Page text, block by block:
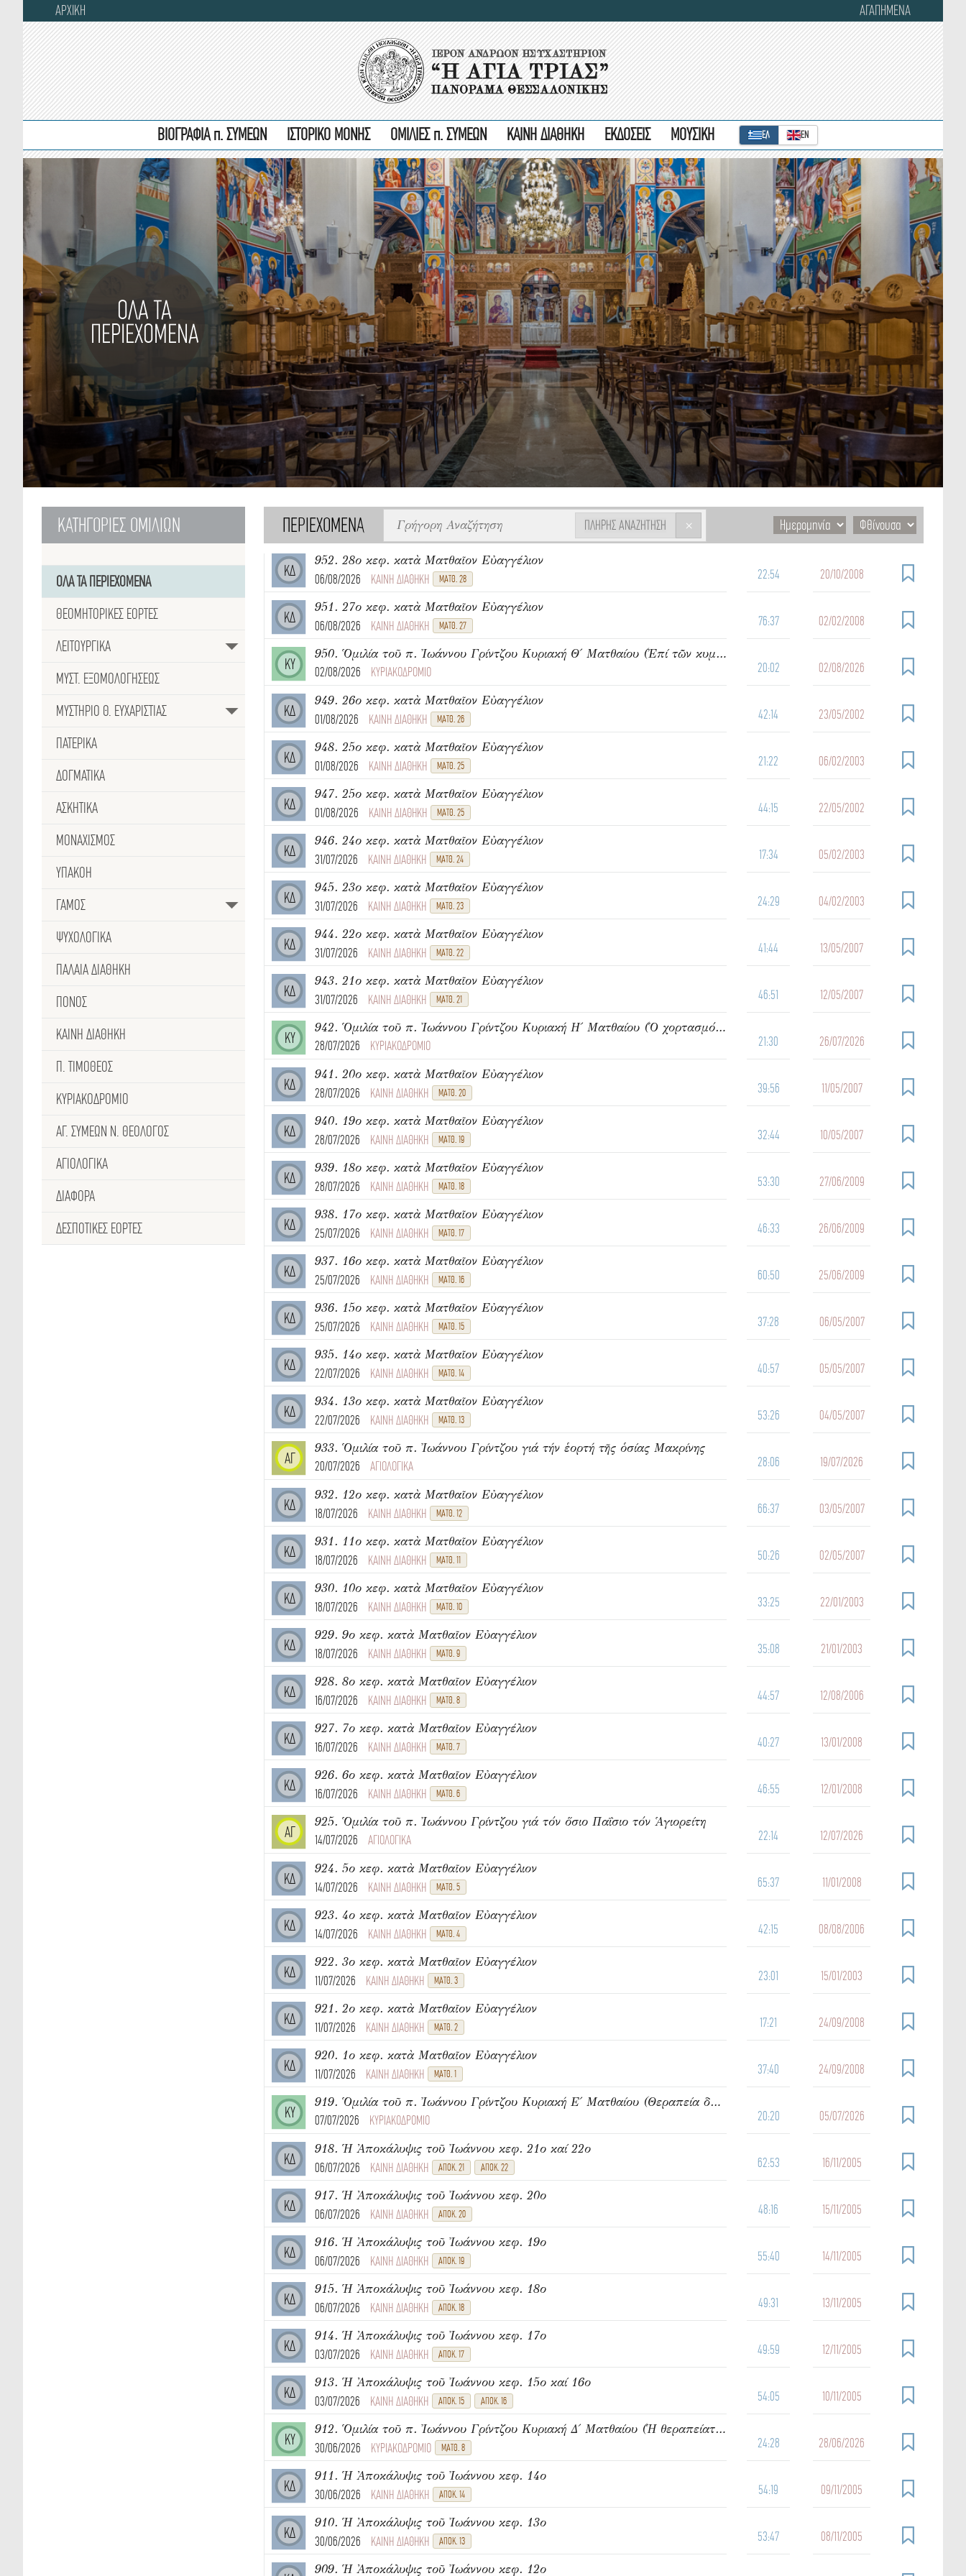
ΑΡΧΙΚΗ ΑΓΑΠΗΜΕΝΑ
ΒΙΟΓΡΑΦΙΑ π. ΣΥΜΕΩΝ ΙΣΤΟΡΙΚΟ ΜΟΝΗΣ ΟΜΙΛΙΕΣ π. ΣΥΜΕΩΝ ΚΑΙΝΗ ΔΙΑΘΗΚΗ ΕΚΔΟΣΕΙΣ ΜΟΥΣΙΚΗ ΕΛ ΕΝ
ΟΛΑ ΤΑ
ΠΕΡΙΕΧΟΜΕΝΑ
ΚΑΤΗΓΟΡΙΕΣ ΟΜΙΛΙΩΝ
ΟΛΑ ΤΑ ΠΕΡΙΕΧΟΜΕΝΑ
ΘΕΟΜΗΤΟΡΙΚΕΣ ΕΟΡΤΕΣ
ΛΕΙΤΟΥΡΓΙΚΑ
ΜΥΣΤ. ΕΞΟΜΟΛΟΓΗΣΕΩΣ
ΜΥΣΤΗΡΙΟ Θ. ΕΥΧΑΡΙΣΤΙΑΣ
ΠΑΤΕΡΙΚΑ
ΔΟΓΜΑΤΙΚΑ
ΑΣΚΗΤΙΚΑ
ΜΟΝΑΧΙΣΜΟΣ
ΥΠΑΚΟΗ
ΓΑΜΟΣ
ΨΥΧΟΛΟΓΙΚΑ
ΠΑΛΑΙΑ ΔΙΑΘΗΚΗ
ΠΟΝΟΣ
ΚΑΙΝΗ ΔΙΑΘΗΚΗ
Π. ΤΙΜΟΘΕΟΣ
ΚΥΡΙΑΚΟΔΡΟΜΙΟ
ΑΓ. ΣΥΜΕΩΝ Ν. ΘΕΟΛΟΓΟΣ
ΑΓΙΟΛΟΓΙΚΑ
ΔΙΑΦΟΡΑ
ΔΕΣΠΟΤΙΚΈΣ ΕΟΡΤΕΣ
ΠΕΡΙΕΧΟΜΕΝΑ ΠΛΉΡΗΣ ΑΝΑΖΉΤΗΣΗ ×
ΚΔ
952. 28ο κεφ. κατὰ Ματθαῖον Εὐαγγέλιον
06/08/2026
ΚΑΙΝΗ ΔΙΑΘΗΚΗ ΜΑΤΘ. 28 22:54 20/10/2008
ΚΔ
951. 27ο κεφ. κατὰ Ματθαῖον Εὐαγγέλιον
06/08/2026
ΚΑΙΝΗ ΔΙΑΘΗΚΗ ΜΑΤΘ. 27 76:37 02/02/2008
ΚΥ
950. Ὁμιλία τοῦ π. Ἰωάννου Γρίντζου Κυριακή Θ΄ Ματθαίου (Ἐπί τῶν κυμάτων)
02/08/2026
ΚΥΡΙΑΚΟΔΡΟΜΙΟ 20:02 02/08/2026
ΚΔ
949. 26ο κεφ. κατὰ Ματθαῖον Εὐαγγέλιον
01/08/2026
ΚΑΙΝΗ ΔΙΑΘΗΚΗ ΜΑΤΘ. 26 42:14 23/05/2002
ΚΔ
948. 25ο κεφ. κατὰ Ματθαῖον Εὐαγγέλιον
01/08/2026
ΚΑΙΝΗ ΔΙΑΘΗΚΗ ΜΑΤΘ. 25 21:22 06/02/2003
ΚΔ
947. 25ο κεφ. κατὰ Ματθαῖον Εὐαγγέλιον
01/08/2026
ΚΑΙΝΗ ΔΙΑΘΗΚΗ ΜΑΤΘ. 25 44:15 22/05/2002
ΚΔ
946. 24ο κεφ. κατὰ Ματθαῖον Εὐαγγέλιον
31/07/2026
ΚΑΙΝΗ ΔΙΑΘΗΚΗ ΜΑΤΘ. 24 17:34 05/02/2003
ΚΔ
945. 23ο κεφ. κατὰ Ματθαῖον Εὐαγγέλιον
31/07/2026
ΚΑΙΝΗ ΔΙΑΘΗΚΗ ΜΑΤΘ. 23 24:29 04/02/2003
ΚΔ
944. 22ο κεφ. κατὰ Ματθαῖον Εὐαγγέλιον
31/07/2026
ΚΑΙΝΗ ΔΙΑΘΗΚΗ ΜΑΤΘ. 22 41:44 13/05/2007
ΚΔ
943. 21ο κεφ. κατὰ Ματθαῖον Εὐαγγέλιον
31/07/2026
ΚΑΙΝΗ ΔΙΑΘΗΚΗ ΜΑΤΘ. 21 46:51 12/05/2007
ΚΥ
942. Ὁμιλία τοῦ π. Ἰωάννου Γρίντζου Κυριακή Η΄ Ματθαίου (Ὁ χορτασμός τῶν πεντακισχιλίων)
28/07/2026
ΚΥΡΙΑΚΟΔΡΟΜΙΟ 21:30 26/07/2026
ΚΔ
941. 20ο κεφ. κατὰ Ματθαῖον Εὐαγγέλιον
28/07/2026
ΚΑΙΝΗ ΔΙΑΘΗΚΗ ΜΑΤΘ. 20 39:56 11/05/2007
ΚΔ
940. 19ο κεφ. κατὰ Ματθαῖον Εὐαγγέλιον
28/07/2026
ΚΑΙΝΗ ΔΙΑΘΗΚΗ ΜΑΤΘ. 19 32:44 10/05/2007
ΚΔ
939. 18ο κεφ. κατὰ Ματθαῖον Εὐαγγέλιον
28/07/2026
ΚΑΙΝΗ ΔΙΑΘΗΚΗ ΜΑΤΘ. 18 53:30 27/06/2009
ΚΔ
938. 17ο κεφ. κατὰ Ματθαῖον Εὐαγγέλιον
25/07/2026
ΚΑΙΝΗ ΔΙΑΘΗΚΗ ΜΑΤΘ. 17 46:33 26/06/2009
ΚΔ
937. 16ο κεφ. κατὰ Ματθαῖον Εὐαγγέλιον
25/07/2026
ΚΑΙΝΗ ΔΙΑΘΗΚΗ ΜΑΤΘ. 16 60:50 25/06/2009
ΚΔ
936. 15ο κεφ. κατὰ Ματθαῖον Εὐαγγέλιον
25/07/2026
ΚΑΙΝΗ ΔΙΑΘΗΚΗ ΜΑΤΘ. 15 37:28 06/05/2007
ΚΔ
935. 14ο κεφ. κατὰ Ματθαῖον Εὐαγγέλιον
22/07/2026
ΚΑΙΝΗ ΔΙΑΘΗΚΗ ΜΑΤΘ. 14 40:57 05/05/2007
ΚΔ
934. 13ο κεφ. κατὰ Ματθαῖον Εὐαγγέλιον
22/07/2026
ΚΑΙΝΗ ΔΙΑΘΗΚΗ ΜΑΤΘ. 13 53:26 04/05/2007
ΑΓ
933. Ὁμιλία τοῦ π. Ἰωάννου Γρίντζου γιά τήν ἑορτή τῆς ὁσίας Μακρίνης
20/07/2026
ΑΓΙΟΛΟΓΙΚΑ 28:06 19/07/2026
ΚΔ
932. 12ο κεφ. κατὰ Ματθαῖον Εὐαγγέλιον
18/07/2026
ΚΑΙΝΗ ΔΙΑΘΗΚΗ ΜΑΤΘ. 12 66:37 03/05/2007
ΚΔ
931. 11ο κεφ. κατὰ Ματθαῖον Εὐαγγέλιον
18/07/2026
ΚΑΙΝΗ ΔΙΑΘΗΚΗ ΜΑΤΘ. 11 50:26 02/05/2007
ΚΔ
930. 10ο κεφ. κατὰ Ματθαῖον Εὐαγγέλιον
18/07/2026
ΚΑΙΝΗ ΔΙΑΘΗΚΗ ΜΑΤΘ. 10 33:25 22/01/2003
ΚΔ
929. 9ο κεφ. κατὰ Ματθαῖον Εὐαγγέλιον
18/07/2026
ΚΑΙΝΗ ΔΙΑΘΗΚΗ ΜΑΤΘ. 9 35:08 21/01/2003
ΚΔ
928. 8ο κεφ. κατὰ Ματθαῖον Εὐαγγέλιον
16/07/2026
ΚΑΙΝΗ ΔΙΑΘΗΚΗ ΜΑΤΘ. 8 44:57 12/08/2006
ΚΔ
927. 7ο κεφ. κατὰ Ματθαῖον Εὐαγγέλιον
16/07/2026
ΚΑΙΝΗ ΔΙΑΘΗΚΗ ΜΑΤΘ. 7 40:27 13/01/2008
ΚΔ
926. 6ο κεφ. κατὰ Ματθαῖον Εὐαγγέλιον
16/07/2026
ΚΑΙΝΗ ΔΙΑΘΗΚΗ ΜΑΤΘ. 6 46:55 12/01/2008
ΑΓ
925. Ὁμιλία τοῦ π. Ἰωάννου Γρίντζου γιά τόν ὅσιο Παΐσιο τόν Ἁγιορείτη
14/07/2026
ΑΓΙΟΛΟΓΙΚΑ 22:14 12/07/2026
ΚΔ
924. 5ο κεφ. κατὰ Ματθαῖον Εὐαγγέλιον
14/07/2026
ΚΑΙΝΗ ΔΙΑΘΗΚΗ ΜΑΤΘ. 5 65:37 11/01/2008
ΚΔ
923. 4ο κεφ. κατὰ Ματθαῖον Εὐαγγέλιον
14/07/2026
ΚΑΙΝΗ ΔΙΑΘΗΚΗ ΜΑΤΘ. 4 42:15 08/08/2006
ΚΔ
922. 3ο κεφ. κατὰ Ματθαῖον Εὐαγγέλιον
11/07/2026
ΚΑΙΝΗ ΔΙΑΘΗΚΗ ΜΑΤΘ. 3 23:01 15/01/2003
ΚΔ
921. 2ο κεφ. κατὰ Ματθαῖον Εὐαγγέλιον
11/07/2026
ΚΑΙΝΗ ΔΙΑΘΗΚΗ ΜΑΤΘ. 2 17:21 24/09/2008
ΚΔ
920. 1ο κεφ. κατὰ Ματθαῖον Εὐαγγέλιον
11/07/2026
ΚΑΙΝΗ ΔΙΑΘΗΚΗ ΜΑΤΘ. 1 37:40 24/09/2008
ΚΥ
919. Ὁμιλία τοῦ π. Ἰωάννου Γρίντζου Κυριακή Ε΄ Ματθαίου (Θεραπεία δαιμονιζομένων)
07/07/2026
ΚΥΡΙΑΚΟΔΡΟΜΙΟ 20:20 05/07/2026
ΚΔ
918. Ἡ Ἀποκάλυψις τοῦ Ἰωάννου κεφ. 21ο καί 22ο
06/07/2026
ΚΑΙΝΗ ΔΙΑΘΗΚΗ ΑΠΟΚ. 21 ΑΠΟΚ. 22 62:53 16/11/2005
ΚΔ
917. Ἡ Ἀποκάλυψις τοῦ Ἰωάννου κεφ. 20ο
06/07/2026
ΚΑΙΝΗ ΔΙΑΘΗΚΗ ΑΠΟΚ. 20 48:16 15/11/2005
ΚΔ
916. Ἡ Ἀποκάλυψις τοῦ Ἰωάννου κεφ. 19ο
06/07/2026
ΚΑΙΝΗ ΔΙΑΘΗΚΗ ΑΠΟΚ. 19 55:40 14/11/2005
ΚΔ
915. Ἡ Ἀποκάλυψις τοῦ Ἰωάννου κεφ. 18ο
06/07/2026
ΚΑΙΝΗ ΔΙΑΘΗΚΗ ΑΠΟΚ. 18 49:31 13/11/2005
ΚΔ
914. Ἡ Ἀποκάλυψις τοῦ Ἰωάννου κεφ. 17ο
03/07/2026
ΚΑΙΝΗ ΔΙΑΘΗΚΗ ΑΠΟΚ. 17 49:59 12/11/2005
ΚΔ
913. Ἡ Ἀποκάλυψις τοῦ Ἰωάννου κεφ. 15ο καί 16ο
03/07/2026
ΚΑΙΝΗ ΔΙΑΘΗΚΗ ΑΠΟΚ. 15 ΑΠΟΚ. 16 54:05 10/11/2005
ΚΥ
912. Ὁμιλία τοῦ π. Ἰωάννου Γρίντζου Κυριακή Δ΄ Ματθαίου (Ἡ θεραπείατοῦ δούλου τοῦ ἑκατοντάρχου)
30/06/2026
ΚΥΡΙΑΚΟΔΡΟΜΙΟ ΜΑΤΘ. 8 24:28 28/06/2026
ΚΔ
911. Ἡ Ἀποκάλυψις τοῦ Ἰωάννου κεφ. 14ο
30/06/2026
ΚΑΙΝΗ ΔΙΑΘΗΚΗ ΑΠΟΚ. 14 54:19 09/11/2005
ΚΔ
910. Ἡ Ἀποκάλυψις τοῦ Ἰωάννου κεφ. 13ο
30/06/2026
ΚΑΙΝΗ ΔΙΑΘΗΚΗ ΑΠΟΚ. 13 53:47 08/11/2005
909. Ἡ Ἀποκάλυψις τοῦ Ἰωάννου κεφ. 12ο